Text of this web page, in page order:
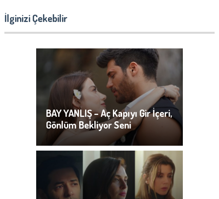
İlginizi Çekebilir
BAY YANLIŞ – Aç Kapıyı Gir İçeri,
Gönlüm Bekliyor Seni